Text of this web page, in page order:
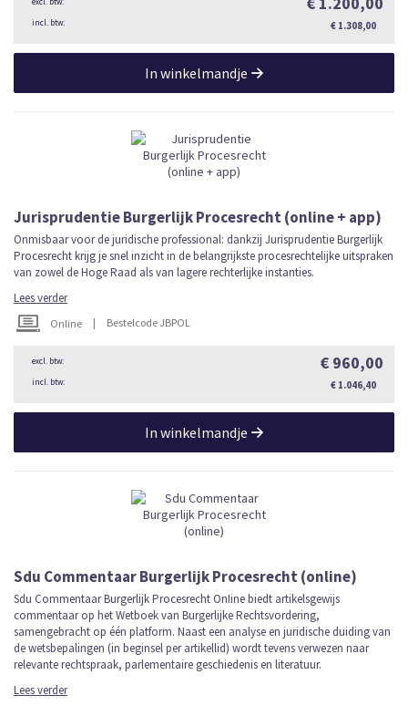
€ 1.308,00
In winkelmandje
Jurisprudentie Burgerlijk Procesrecht (online + app)
Onmisbaar voor de juridische professional: dankzij Jurisprudentie Burgerlijk
Procesrecht krijg je snel inzicht in de belangrijkste procesrechtelijke uitspraken
van zowel de Hoge Raad als van lagere rechterlijke instanties.
Lees verder
Online | Bestelcode JBPOL
€ 960,00
€ 1.046,40
In winkelmandje
Sdu Commentaar Burgerlijk Procesrecht (online)
Sdu Commentaar Burgerlijk Procesrecht OnIine biedt artikelsgewijs
commentaar op het Wetboek van Burgerlijke Rechtsvordering,
samengebracht op één platform. Naast een analyse en juridische duiding van
de wetsbepalingen (in beginsel per artikellid) wordt tevens verwezen naar
relevante rechtspraak, parlementaire geschiedenis en literatuur.
Lees verder